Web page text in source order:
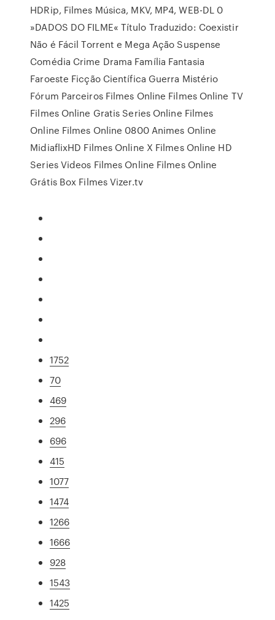
HDRip, Filmes Música, MKV, MP4, WEB-DL 0
»DADOS DO FILME« Título Traduzido: Coexistir
Não é Fácil Torrent e Mega Ação Suspense
Comédia Crime Drama Família Fantasia
Faroeste Ficção Científica Guerra Mistério
Fórum Parceiros Filmes Online Filmes Online TV
Filmes Online Gratis Series Online Filmes
Online Filmes Online 0800 Animes Online
MidiaflixHD Filmes Online X Filmes Online HD
Series Videos Filmes Online Filmes Online
Grátis Box Filmes Vizer.tv
1752
70
469
296
696
415
1077
1474
1266
1666
928
1543
1425